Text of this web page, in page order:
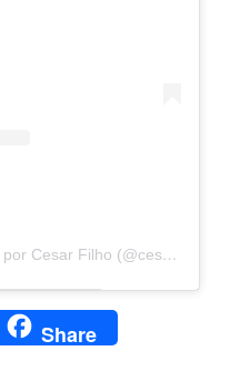
Uma publicação compartilhada por Cesar Filho (@cesarfilho)
Share